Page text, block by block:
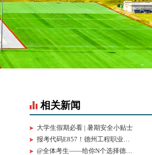
相关新闻
大学生假期必看 | 暑期安全小贴士
报考代码E857！德州工程职业学院志愿填报指南
@全体考生——给你N个选择德州工程职业学院的理由